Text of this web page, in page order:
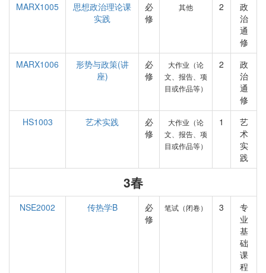
MARX1005
思想政治理论课
实践
必
修
其他 2
政
治
通
修
MARX1006
形势与政策(讲
座)
必
修
大作业（论
文、报告、项
目或作品等）
2
政
治
通
修
HS1003
艺术实践
必
修
大作业（论
文、报告、项
目或作品等）
1
艺
术
实
践
3春
NSE2002 传热学B
必
修
笔试（闭卷） 3
专
业
基
础
课
程